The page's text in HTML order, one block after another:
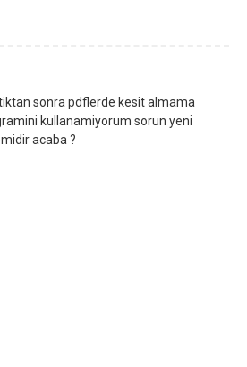
sonra pdflerde kesit almama
kullanamiyorum sorun yeni
acaba ?